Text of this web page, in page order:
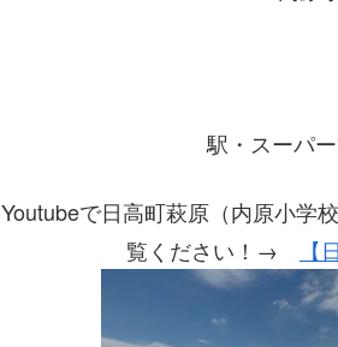
駅・スーパ
Youtubeで日高町萩原（内原小学
覧ください！→